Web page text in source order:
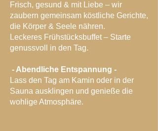
Frisch, gesund & mit Liebe – wir
zaubern gemeinsam köstliche Gerichte,
die Körper & Seele nähren.
Leckeres Frühstücksbuffet – Starte
genussvoll in den Tag.
- Abendliche Entspannung -
Lass den Tag am Kamin oder in der
Sauna ausklingen und genieße die
wohlige Atmosphäre.